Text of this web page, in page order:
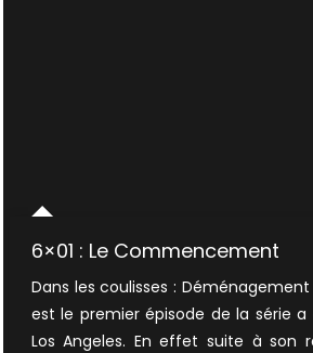
6×01 : Le Commencement
Dans les coulisses : Déménagement
est le premier épisode de la série
Los Angeles. En effet suite à son